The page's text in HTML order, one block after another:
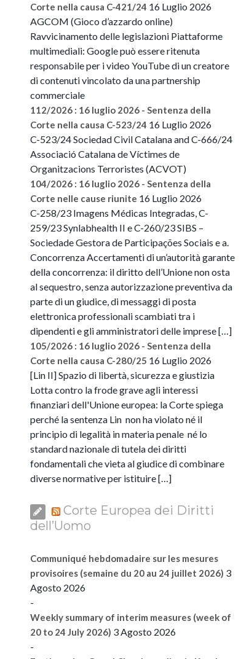
Corte nella causa C-421/24 16 Luglio 2026
AGCOM (Gioco d’azzardo online)
Ravvicinamento delle legislazioni Piattaforme
multimediali: Google può essere ritenuta
responsabile per i video YouTube di un creatore
di contenuti vincolato da una partnership
commerciale
112/2026 : 16 luglio 2026 - Sentenza della
Corte nella causa C-523/24 16 Luglio 2026
C-523/24 Sociedad Civil Catalana and C-666/24
Associació Catalana de Víctimes de
Organitzacions Terroristes (ACVOT)
104/2026 : 16 luglio 2026 - Sentenza della
Corte nelle cause riunite 16 Luglio 2026
C-258/23 Imagens Médicas Integradas, C-
259/23 Synlabhealth II e C-260/23 SIBS –
Sociedade Gestora de Participações Sociais e a.
Concorrenza Accertamenti di un’autorità garante
della concorrenza: il diritto dell’Unione non osta
al sequestro, senza autorizzazione preventiva da
parte di un giudice, di messaggi di posta
elettronica professionali scambiati tra i
dipendenti e gli amministratori delle imprese […]
105/2026 : 16 luglio 2026 - Sentenza della
Corte nella causa C-280/25 16 Luglio 2026
[Lin II] Spazio di libertà, sicurezza e giustizia
Lotta contro la frode grave agli interessi
finanziari dell'Unione europea: la Corte spiega
perché la sentenza Lin non ha violato né il
principio di legalità in materia penale né lo
standard nazionale di tutela dei diritti
fondamentali che vieta al giudice di combinare
diverse normative per istituire […]
Corte Europea dei Diritti
dell’Uomo
Communiqué hebdomadaire sur les mesures
provisoires (semaine du 20 au 24 juillet 2026) 3
Agosto 2026
-
Weekly summary of interim measures (week of
20 to 24 July 2026) 3 Agosto 2026
-